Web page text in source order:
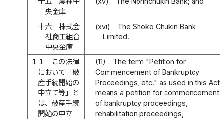
央金庫
十六
株式会
社商工組合
中央金庫
(xvi)
The Shoko Chukin Bank
Limited.
１１
この法律
において「破
産手続開始の
申立て等」と
は、破産手続
開始の申立
(11)
The term "Petition for
Commencement of Bankruptcy
Proceedings, etc." as used in this Act
means a petition for commencement
of bankruptcy proceedings,
rehabilitation proceedings,